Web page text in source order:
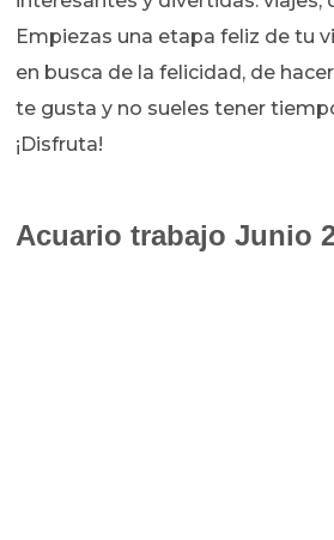
Empiezas una etapa feliz de tu
en busca de la felicidad, de
te gusta y no sueles tener
¡Disfruta!
Acuario trabajo Junio